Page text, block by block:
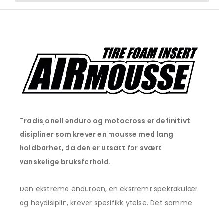
Tradisjonell enduro og motocross er definitivt
disipliner som krever en mousse med lang
holdbarhet, da den er utsatt for svært
vanskelige bruksforhold.
Den ekstreme enduroen, en ekstremt spektakulær
og høydisiplin, krever spesifikk ytelse. Det samme